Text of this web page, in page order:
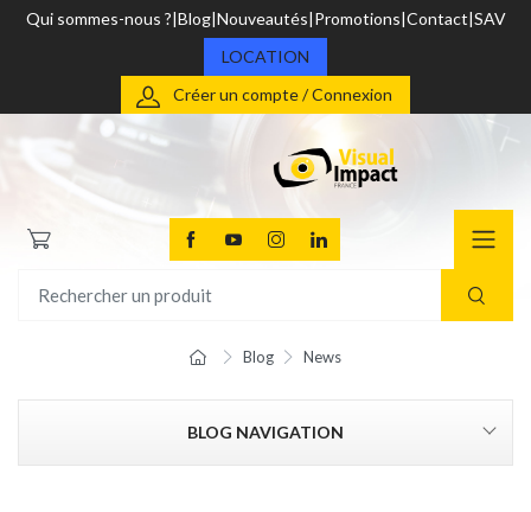
Qui sommes-nous ? Blog Nouveautés Promotions Contact SAV
LOCATION
Créer un compte / Connexion
Blog News
BLOG NAVIGATION